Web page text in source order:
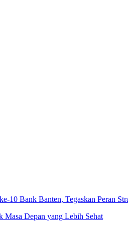
Bank Banten, Tegaskan Peran
Masa Depan yang Lebih Sehat